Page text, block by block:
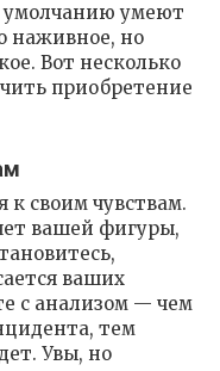
умолчанию умеют
наживное, но
Вот несколько
приобретение
своим чувствам.
вашей фигуры,
ваших
с анализом — чем
тем
Увы, но